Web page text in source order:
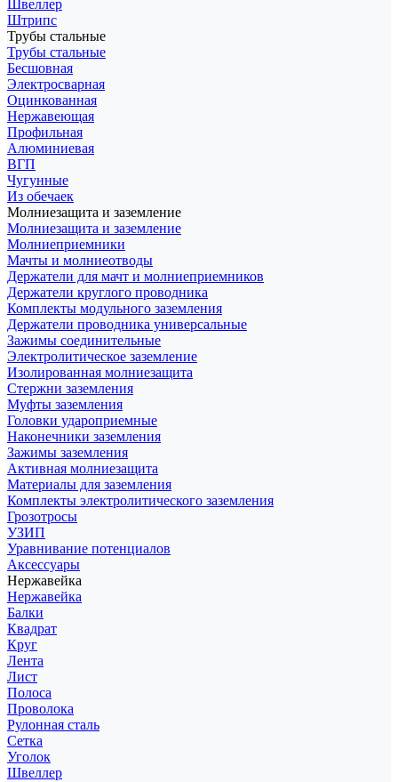
Швеллер
Штрипс
Трубы стальные
Трубы стальные
Бесшовная
Электросварная
Оцинкованная
Нержавеющая
Профильная
Алюминиевая
ВГП
Чугунные
Из обечаек
Молниезащита и заземление
Молниезащита и заземление
Молниеприемники
Мачты и молниеотводы
Держатели для мачт и молниеприемников
Держатели круглого проводника
Комплекты модульного заземления
Держатели проводника универсальные
Зажимы соединительные
Электролитическое заземление
Изолированная молниезащита
Стержни заземления
Муфты заземления
Головки удароприемные
Наконечники заземления
Зажимы заземления
Активная молниезащита
Материалы для заземления
Комплекты электролитического заземления
Грозотросы
УЗИП
Уравнивание потенциалов
Аксессуары
Нержавейка
Нержавейка
Балки
Квадрат
Круг
Лента
Лист
Полоса
Проволока
Рулонная сталь
Сетка
Уголок
Швеллер